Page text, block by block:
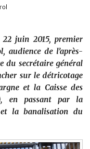
juin 2015, premier
audience de l’après-
du secrétaire général
sur le détricotage
et la Caisse des
en passant par la
et la banalisation du